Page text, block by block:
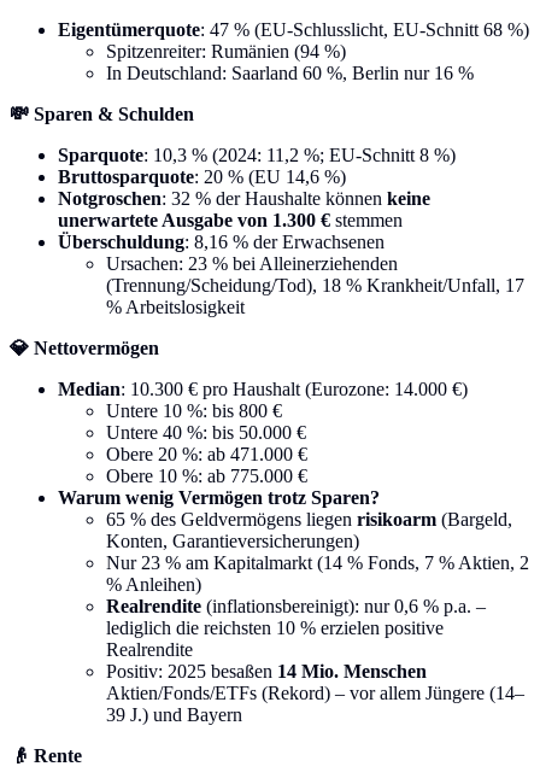
Eigentümerquote: 47 % (EU-Schlusslicht, EU-Schnitt 68 %)
Spitzenreiter: Rumänien (94 %)
In Deutschland: Saarland 60 %, Berlin nur 16 %
💸 Sparen & Schulden
Sparquote: 10,3 % (2024: 11,2 %; EU-Schnitt 8 %)
Bruttosparquote: 20 % (EU 14,6 %)
Notgroschen: 32 % der Haushalte können keine
unerwartete Ausgabe von 1.300 € stemmen
Überschuldung: 8,16 % der Erwachsenen
Ursachen: 23 % bei Alleinerziehenden
(Trennung/Scheidung/Tod), 18 % Krankheit/Unfall, 17
% Arbeitslosigkeit
💎 Nettovermögen
Median: 10.300 € pro Haushalt (Eurozone: 14.000 €)
Untere 10 %: bis 800 €
Untere 40 %: bis 50.000 €
Obere 20 %: ab 471.000 €
Obere 10 %: ab 775.000 €
Warum wenig Vermögen trotz Sparen?
65 % des Geldvermögens liegen risikoarm (Bargeld,
Konten, Garantieversicherungen)
Nur 23 % am Kapitalmarkt (14 % Fonds, 7 % Aktien, 2
% Anleihen)
Realrendite (inflationsbereinigt): nur 0,6 % p.a. –
lediglich die reichsten 10 % erzielen positive
Realrendite
Positiv: 2025 besaßen 14 Mio. Menschen
Aktien/Fonds/ETFs (Rekord) – vor allem Jüngere (14–
39 J.) und Bayern
👴 Rente